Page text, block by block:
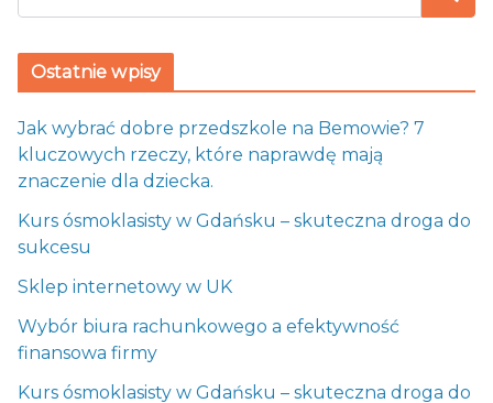
Ostatnie wpisy
Jak wybrać dobre przedszkole na Bemowie? 7
kluczowych rzeczy, które naprawdę mają
znaczenie dla dziecka.
Kurs ósmoklasisty w Gdańsku – skuteczna droga do
sukcesu
Sklep internetowy w UK
Wybór biura rachunkowego a efektywność
finansowa firmy
Kurs ósmoklasisty w Gdańsku – skuteczna droga do